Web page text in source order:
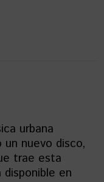
urbana
nuevo disco,
trae esta
en